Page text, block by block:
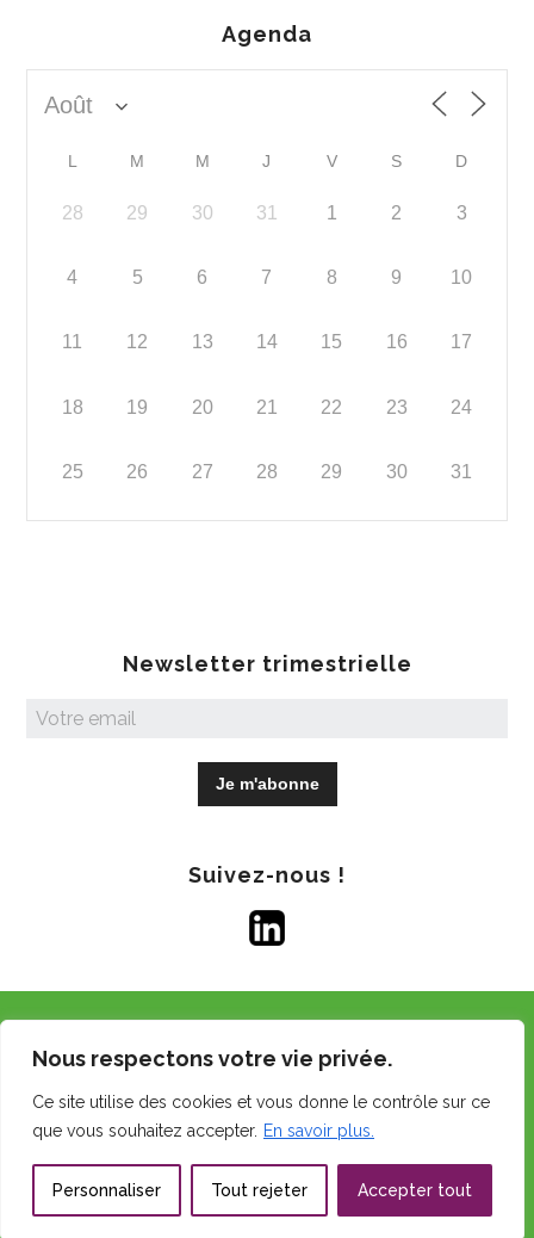
Nous respectons votre vie privée.
Ce site utilise des cookies et vous donne le contrôle sur ce
que vous souhaitez accepter. En savoir plus.
Personnaliser Tout rejeter Accepter tout
Agenda
L M M J V S D
28 29 30 31 1 2 3
4 5 6 7 8 9 10
11 12 13 14 15 16 17
18 19 20 21 22 23 24
25 26 27 28 29 30 31
Newsletter trimestrielle
Suivez-nous !
Tous droits réservés.
Politique d’utilisation des cookies
Réalisation du site web :